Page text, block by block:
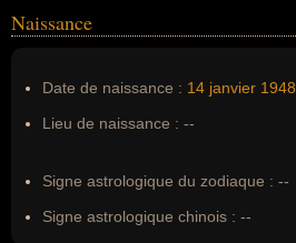
Nom de famille :Weathers
Naissance
Date de naissance : 14 janvier 1948
Lieu de naissance : --
Signe astrologique du zodiaque : --
Signe astrologique chinois : --